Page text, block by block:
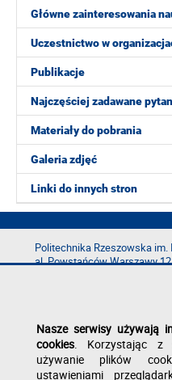
Główne zainteresowania
Uczestnictwo w
Publikacje
Najczęściej zadawane
Materiały do pobrania
Galeria zdjęć
Linki do innych stron
Politechnika Rzeszowska
al. Powstańców Warszawy 12
e-mail:kancelaria@prz.edu.pl
Deklaracja dostępności
Polityka prywatności
Nasze serwisy używają
cookies. Korzystając z
używanie plików
ustawieniami